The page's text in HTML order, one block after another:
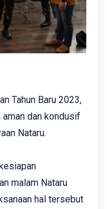
Tahun Baru 2023,
dan kondusif
Nataru.
malam Nataru
hal tersebut